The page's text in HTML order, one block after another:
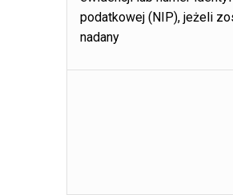
podatkowej (NIP), jeżeli
nadany